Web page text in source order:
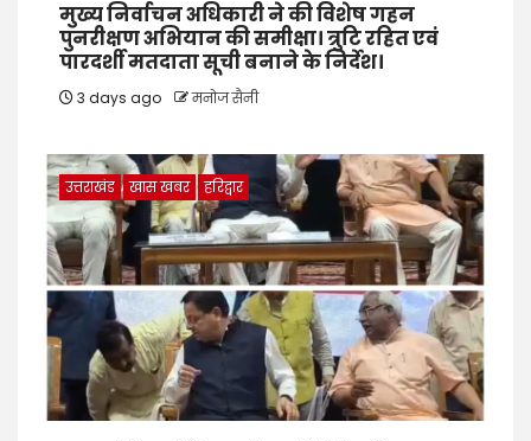
मुख्य निर्वाचन अधिकारी ने की विशेष गहन
पुनरीक्षण अभियान की समीक्षा। त्रुटि रहित एवं
पारदर्शी मतदाता सूची बनाने के निर्देश।
3 days ago मनोज सैनी
उत्तराखंड खास खबर हरिद्वार